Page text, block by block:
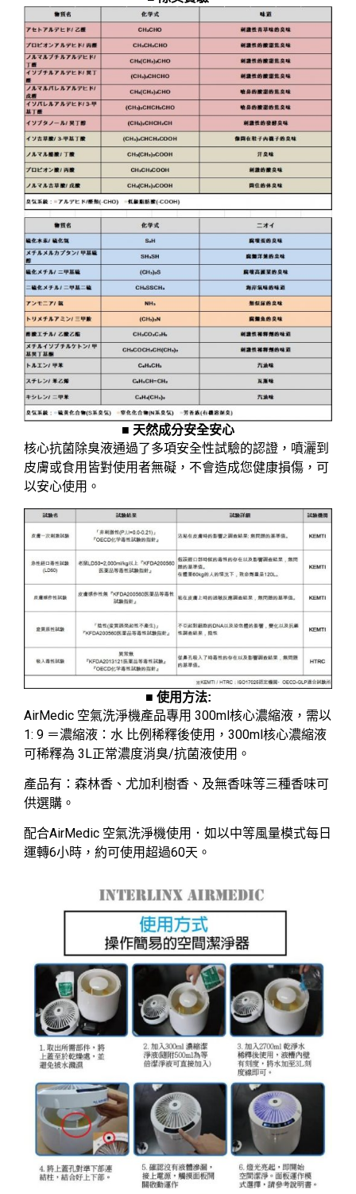
■ 天然成分安全安心
核心抗菌除臭液通過了多項安全性試驗的認證，噴灑到
皮膚或食用皆對使用者無礙，不會造成您健康損傷，可
以安心使用。
■ 使用方法:
AirMedic 空氣洗淨機產品專用 300ml核心濃縮液，需以
1: 9 ＝濃縮液：水 比例稀釋後使用，300ml核心濃縮液
可稀釋為 3L正常濃度消臭/抗菌液使用。
產品有：森林香、尤加利樹香、及無香味等三種香味可
供選購。
配合AirMedic 空氣洗淨機使用．如以中等風量模式每日
運轉6小時，約可使用超過60天。